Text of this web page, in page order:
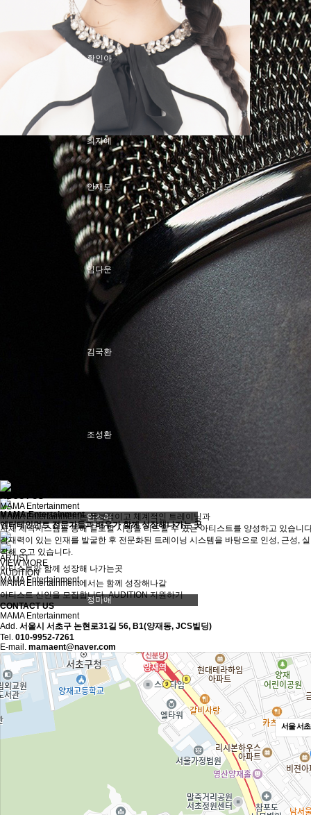
MAMA Entertainment
엔터테인먼트 전문가들과 배우가 함께 성장해나가는 곳
ARTIST
아티스트와 함께 성장해 나가는곳
MAMA Entertainment
정미애
안소미
조성환
김국환
임다운
안재모
김세헌
안유진
최지예
황인아
ABOUT US
MAMA Entertainment
MAMA Entertainment는 독보적이고 체계적인 트레이닝과
자체 제작시스템을 통해 글로벌 시장을 리드할 수 있는 아티스트를 양성하고 있습니
잠재력이 있는 인재를 발굴한 후 전문화된 트레이닝 시스템을 바탕으로 인성, 근성,
작해 오고 있습니다.
VIEW MORE
AUDITION
MAMA Entertainment에서는 함께 성장해나갈
아티스트 신인을 모집합니다.AUDITION 지원하기
CONTACT US
MAMA Entertainment
Add. 서울시 서초구 논현로31길 56, B1(양재동, JCS빌딩)
Tel. 010-9952-7261
E-mail. mamaent@naver.com
서울 서